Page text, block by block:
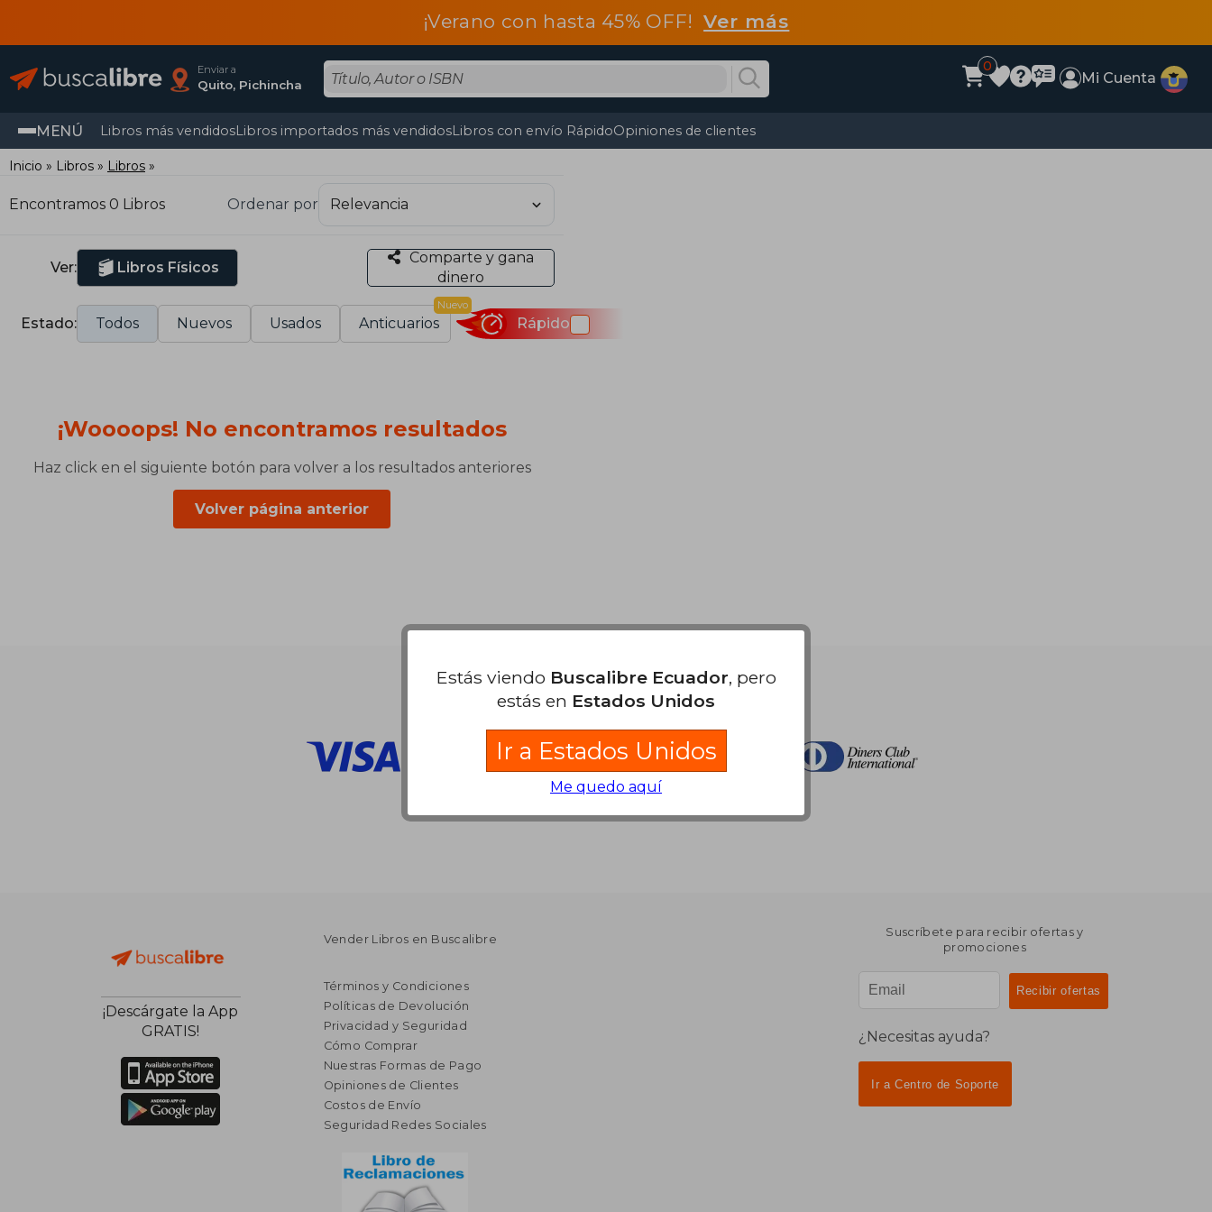
¡Verano con hasta 45% OFF!Ver más
Enviar a
Quito, Pichincha
0
Mi Cuenta
MENÚ Libros más vendidosLibros importados más vendidosLibros con envío RápidoOpiniones de clientes
Inicio Libros Libros
Encontramos 0 Libros Ordenar por
Ver: Libros Físicos
Comparte y gana
dinero
Estado: Todos Nuevos Usados Anticuarios
Nuevo
Rápido
¡Woooops! No encontramos resultados
Haz click en el siguiente botón para volver a los resultados anteriores
Volver página anterior
Nuestras Formas de Pago
¡Descárgate la App
GRATIS!
Vender Libros en Buscalibre
Términos y Condiciones
Políticas de Devolución
Privacidad y Seguridad
Cómo Comprar
Nuestras Formas de Pago
Opiniones de Clientes
Costos de Envío
Seguridad Redes Sociales
Suscríbete para recibir ofertas y
promociones
¿Necesitas ayuda?
Ir a Centro de Soporte
Estás viendo Buscalibre Ecuador, pero
estás en Estados Unidos
Ir a Estados Unidos
Me quedo aquí